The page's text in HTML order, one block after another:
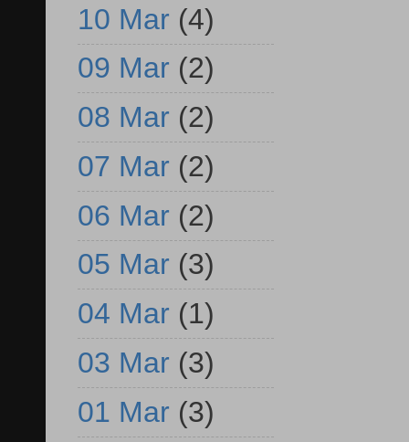
10 Mar (4)
09 Mar (2)
08 Mar (2)
07 Mar (2)
06 Mar (2)
05 Mar (3)
04 Mar (1)
03 Mar (3)
01 Mar (3)